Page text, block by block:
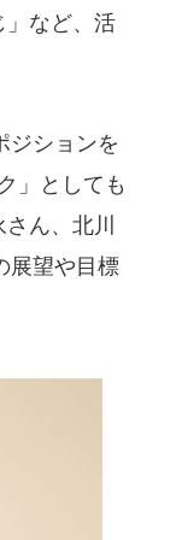
」など、活
ションを
」としても
ん、北川
展望や目標